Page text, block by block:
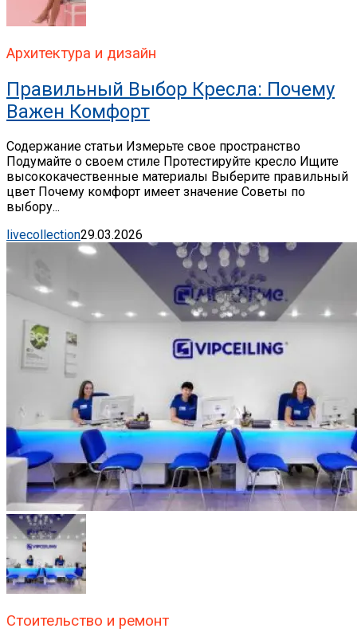
Архитектура и дизайн
Правильный Выбор Кресла: Почему
Важен Комфорт
Содержание статьи Измерьте свое пространство
Подумайте о своем стиле Протестируйте кресло Ищите
высококачественные материалы Выберите правильный
цвет Почему комфорт имеет значение Советы по
выбору...
livecollection29.03.2026
Стоительство и ремонт